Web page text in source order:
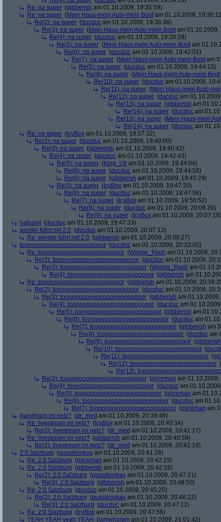
Re: na super (gibberish am 01.10.2009, 19:35:59)
Re: na super (Mein Haus-mein Auto-mein Boot am 01.10.2009,
Re(2): na super (ducduc am 01.10.2009, 19:36:38)
Re(3): na super (Mein Haus-mein Auto-mein Boot am 01.10.2009,
Re(4): na super (ducduc am 01.10.2009, 19:39:39)
Re(5): na super (Mein Haus-mein Auto-mein Boot am
Re(6): na super (ducduc am 01.10.2009, 19:42:01)
Re(7): na super (Mein Haus-mein Auto-mein Boot am
Re(8): na super (ducduc am 01.10.2009, 19:44:15)
Re(9): na super (Mein Haus-mein Auto-mein Boot
Re(10): na super (ducduc am 01.10.2009,
Re(11): na super (Mein Haus-mein Auto-
Re(12): na super (ducduc am
Re(13): na super (gibberish am
Re(14): na super (ducduc am
Re(13): na super (Mein Haus-mein
Re(14): na super (ducduc am
Re: na super ( IcyBox am 01.10.2009, 19:37:32)
Re(2): na super (ducduc am 01.10.2009, 19:40:00)
Re(3): na super (gibberish am 01.10.2009, 19:40:42)
Re(4): na super (ducduc am 01.10.2009, 19:42:43)
Re(5): na super (King_Uli am 01.10.2009, 19:44:04)
Re(6): na super (ducduc am 01.10.2009, 19:44:58)
Re(6): na super (gibberish am 01.10.2009, 19:45:29)
Re(5): na super ( IcyBox am 01.10.2009, 19:47:20)
Re(6): na super (ducduc am 01.10.2009, 19:47:56)
Re(7): na super ( IcyBox am 01.10.2009, 19:50:52)
Re(8): na super (ducduc am 01.10.2009, 20:06:35)
Re(9): na super ( IcyBox am 01.10.2009, 20:07:18)
halbzeit (ducduc am 01.10.2009, 19:47:33)
werder führt mit 2:0 (ducduc am 01.10.2009, 20:07:12)
Re: werder führt mit 2:0 (gibberish am 01.10.2009, 20:08:27)
toooooooooooooooooooooooor (ducduc am 01.10.2009, 20:33:00)
Re: toooooooooooooooooooooooor (Winnie_Pooh am 01.10.2009,
Re(2): toooooooooooooooooooooooor (ducduc am 01.10.2009,
Re(3): toooooooooooooooooooooooor (Winnie_Pooh am
Re(4): toooooooooooooooooooooooor (gibberish am
Re: toooooooooooooooooooooooor (gibberish am 01.10.2009,
Re(2): toooooooooooooooooooooooor (ducduc am 01.10.2009,
Re(3): toooooooooooooooooooooooor (gibberish am
Re(4): toooooooooooooooooooooooor (ducduc am
Re(5): toooooooooooooooooooooooor (gibberish am
Re(6): toooooooooooooooooooooooor (ducduc am
Re(7): toooooooooooooooooooooooor (gibberish am
Re(8): toooooooooooooooooooooooor (ducduc am
Re(9): toooooooooooooooooooooooor (gibberish
Re(10): toooooooooooooooooooooooor (
Re(11): toooooooooooooooooooooooor (
Re(12): toooooooooooooooooooooooor (
Re(13):
Re(3): toooooooooooooooooooooooor (piiceman am
Re(4): toooooooooooooooooooooooor (ducduc am
Re(5): toooooooooooooooooooooooor (piiceman am
Re(6): toooooooooooooooooooooooor (ducduc am
Re(7): toooooooooooooooooooooooor (piiceman am
livestream im netz? (dr_med am 01.10.2009, 20:39:48)
Re: livestream im netz? ( IcyBox am 01.10.2009, 20:40:34)
Re(2): livestream im netz? (dr_med am 01.10.2009, 20:41:17)
Re: livestream im netz? (gibberish am 01.10.2009, 20:40:59)
Re(2): livestream im netz? (dr_med am 01.10.2009, 20:42:19)
2:0 Salzburg (quasikonkav am 01.10.2009, 20:41:28)
Re: 2:0 Salzburg (piiceman am 01.10.2009, 20:42:15)
Re: 2:0 Salzburg (gibberish am 01.10.2009, 20:42:16)
Re(2): 2:0 Salzburg (quasikonkav am 01.10.2009, 20:47:21)
Re(3): 2:0 Salzburg (gibberish am 01.10.2009, 20:48:50)
Re: 2:0 Salzburg (ducduc am 01.10.2009, 20:45:25)
Re(2): 2:0 Salzburg (quasikonkav am 01.10.2009, 20:46:22)
Re(3): 2:0 Salzburg (ducduc am 01.10.2009, 20:47:12)
Re: 2:0 Salzburg ( IcyBox am 01.10.2009, 20:47:56)
YEAH YEAH yeah YEAH (iamwhoiam am 01.10.2009, 21:01:42)